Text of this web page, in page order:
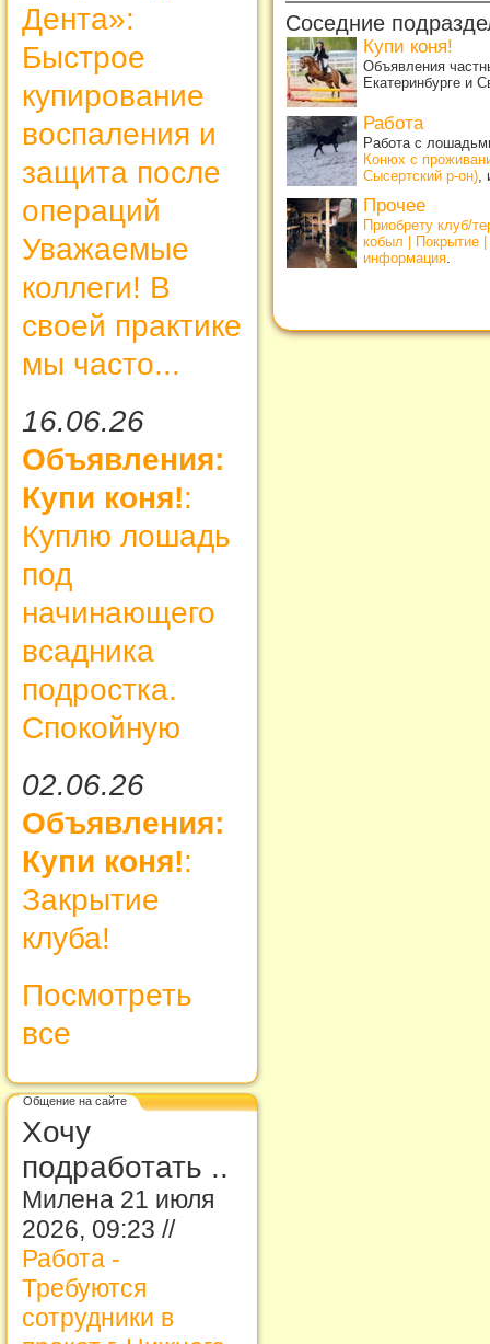
Дента»:
Быстрое
купирование
воспаления и
защита после
операций
Уважаемые
коллеги! В
своей практике
мы часто...
16.06.26
Объявления:
Купи коня!:
Куплю лошадь
под
начинающего
всадника
подростка.
Спокойную
02.06.26
Объявления:
Купи коня!:
Закрытие
клуба!
Посмотреть
все
Общение на сайте
Хочу
подработать ..
Милена 21 июля
2026, 09:23 //
Работа -
Требуются
сотрудники в
Соседние
Купи коня!
Объявления
Екатеринбурге и
Работа
Работа с
Конюх с
Сысертский р-он)
Прочее
Приобрету клуб/
кобыл | Покрытие
информация